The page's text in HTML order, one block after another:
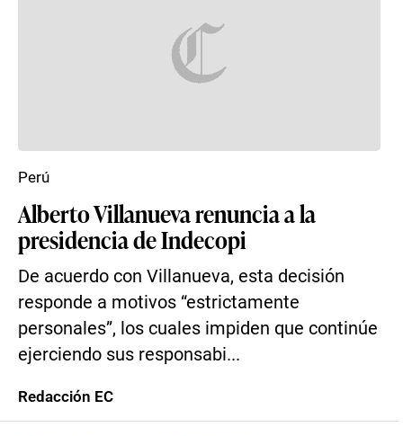
Alberto Villanueva renuncia a la
presidencia de Indecopi
De acuerdo con Villanueva, esta decisión
responde a motivos “estrictamente
personales”, los cuales impiden que continúe
ejerciendo sus responsabi...
Perú
Redacción EC